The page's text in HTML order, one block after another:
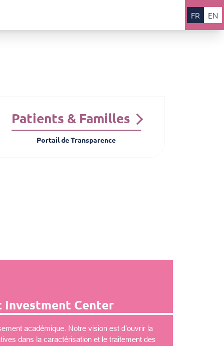
FR EN
Patients & Familles
Portail de Transparence
Investment Center
académique. Notre vision est d’ouvrir la
dans la caractérisation et le traitement des